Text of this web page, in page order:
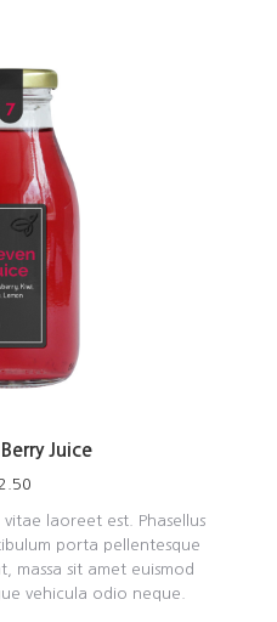
Juice
laoreet est. Phasellus
porta pellentesque
massa sit amet euismod
vehicula odio neque.